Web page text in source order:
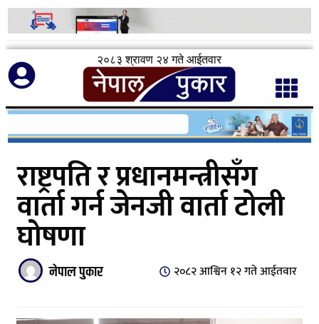
२०८३ श्रावण २४ गते आईतवार
राष्ट्रपति र प्रधानमन्त्रीसँग
वार्ता गर्न जेनजी वार्ता टोली
घोषणा
नेपाल पुकार २०८२ आश्विन १२ गते आईतवार